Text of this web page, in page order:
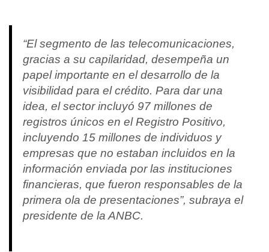
“El segmento de las telecomunicaciones,
gracias a su capilaridad, desempeña un
papel importante en el desarrollo de la
visibilidad para el crédito. Para dar una
idea, el sector incluyó 97 millones de
registros únicos en el Registro Positivo,
incluyendo 15 millones de individuos y
empresas que no estaban incluidos en la
información enviada por las instituciones
financieras, que fueron responsables de la
primera ola de presentaciones”, subraya el
presidente de la ANBC.